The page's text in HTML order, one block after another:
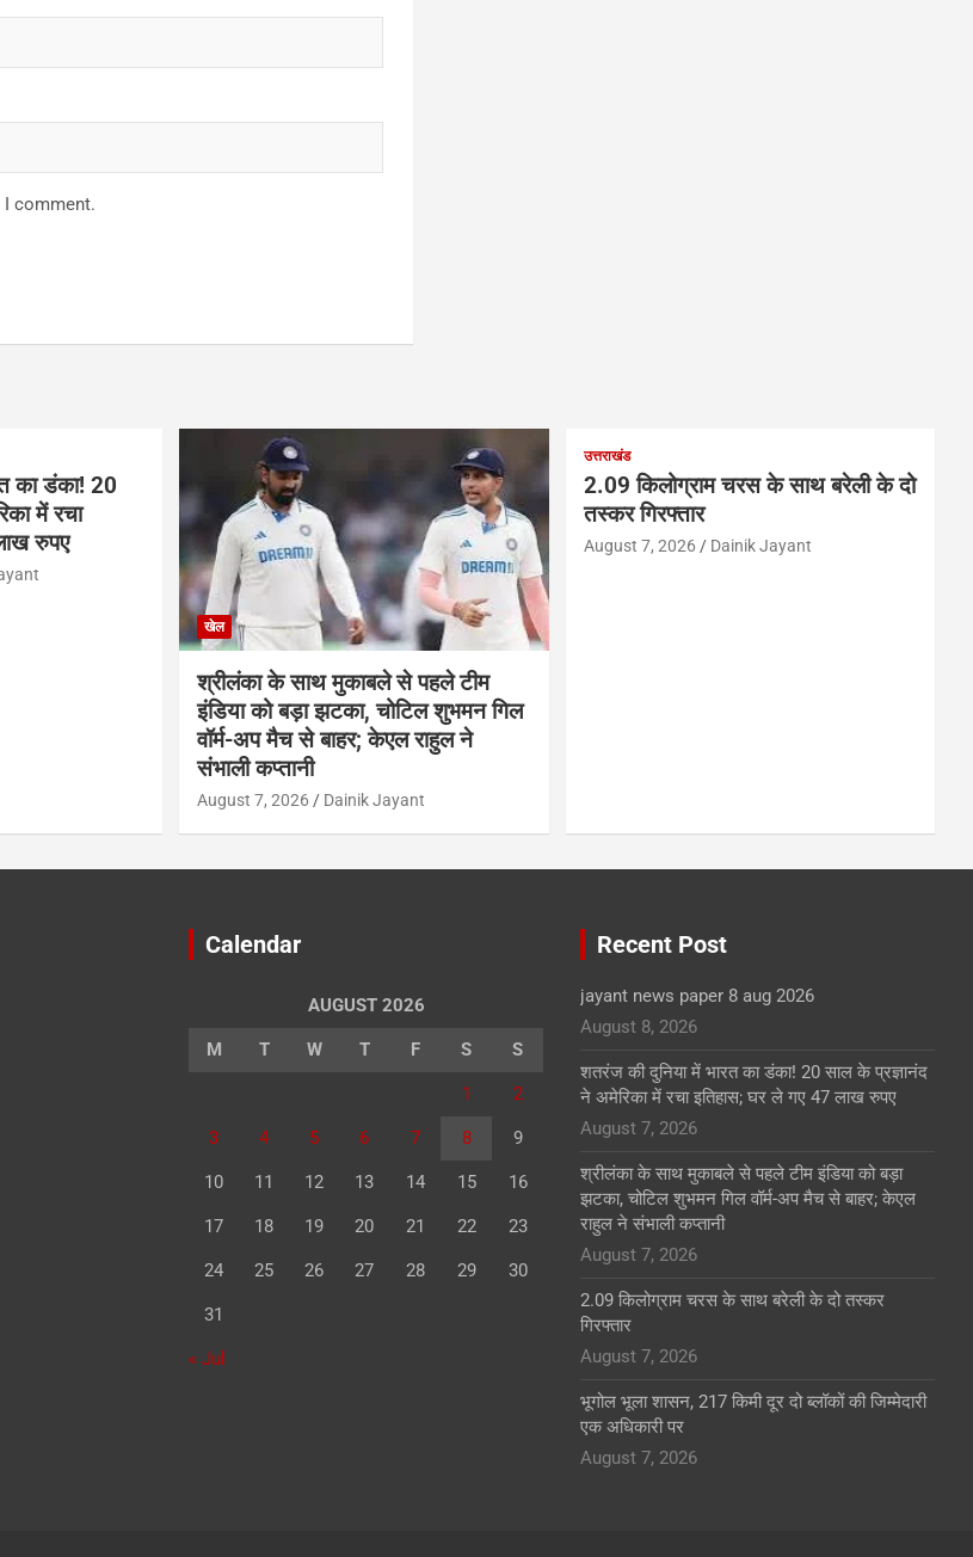
I comment.
का डंका! 20
में रचा
रुपए
खेल
श्रीलंका के साथ मुकाबले से पहले टीम
इंडिया को बड़ा झटका, चोटिल शुभमन गिल
वॉर्म-अप मैच से बाहर; केएल राहुल ने
संभाली कप्तानी
August 7, 2026 Dainik Jayant
उत्तराखंड
2.09 किलोग्राम चरस के साथ बरेली के दो
तस्कर गिरफ्तार
August 7, 2026 Dainik Jayant
Calendar
AUGUST 2026
M T W T F S S
1 2
3 4 5 6 7 8 9
10 11 12 13 14 15 16
17 18 19 20 21 22 23
24 25 26 27 28 29 30
31
« Jul
Recent Post
jayant news paper 8 aug 2026
August 8, 2026
शतरंज की दुनिया में भारत का डंका! 20 साल के प्रज्ञानंद
ने अमेरिका में रचा इतिहास; घर ले गए 47 लाख रुपए
August 7, 2026
श्रीलंका के साथ मुकाबले से पहले टीम इंडिया को बड़ा
झटका, चोटिल शुभमन गिल वॉर्म-अप मैच से बाहर; केएल
राहुल ने संभाली कप्तानी
August 7, 2026
2.09 किलोग्राम चरस के साथ बरेली के दो तस्कर
गिरफ्तार
August 7, 2026
भूगोल भूला शासन, 217 किमी दूर दो ब्लॉकों की जिम्मेदारी
एक अधिकारी पर
August 7, 2026